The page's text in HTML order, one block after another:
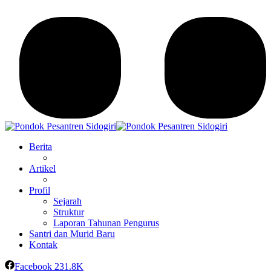
Berita
Artikel
Profil
Sejarah
Struktur
Laporan Tahunan Pengurus
Santri dan Murid Baru
Kontak
Facebook 231.8K